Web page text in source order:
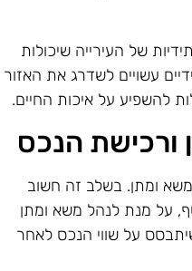
של העירייה שיכולות
עשויים לשדרג את האזור
להשפיע על איכות החיים.
הנכס
ומתן. בשלב זה חשוב
על מנת לנהל משא ומתן
על שווי הנכס לאחר